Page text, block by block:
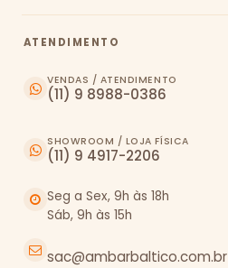
ATENDIMENTO
VENDAS / ATENDIMENTO
(11) 9 8988-0386
SHOWROOM / LOJA FÍSICA
(11) 9 4917-2206
Seg a Sex, 9h às 18h
Sáb, 9h às 15h
sac@ambarbaltico.com.br